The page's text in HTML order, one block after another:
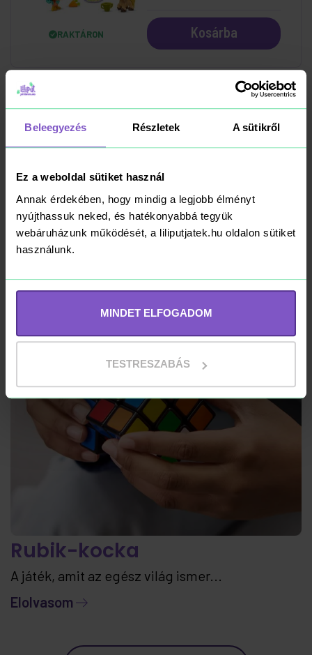
Beleegyezés Részletek A sütikről
Ez a weboldal sütiket használ
Annak érdekében, hogy mindig a legjobb élményt
nyújthassuk neked, és hatékonyabbá tegyük
webáruházunk működését, a liliputjatek.hu oldalon sütiket
használunk.
MINDET ELFOGADOM
TESTRESZABÁS
RAKTÁRON Kosárba
Ezt sugták a manók
Rubik-kocka
A játék, amit az egész világ ismer...
Elolvasom